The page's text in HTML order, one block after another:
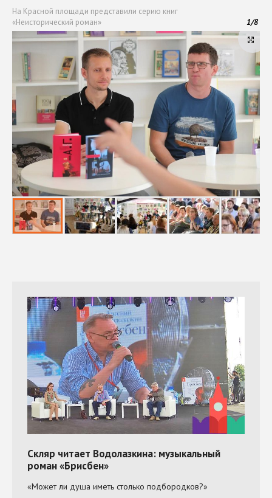
На Красной площади представили серию книг
«Неисторический роман»
1/8